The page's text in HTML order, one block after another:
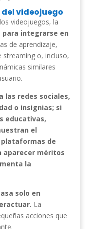
videojuego
videojuegos, la
para integrarse en
de aprendizaje,
streaming o, incluso,
similares
las redes sociales,
o insignias; si
educativas,
el
de
aparecer méritos
la
solo en
La
acciones que